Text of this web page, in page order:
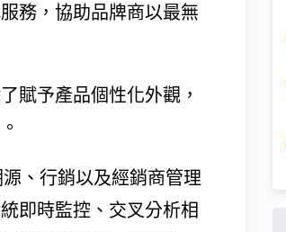
務，協助品牌商以最無
賦予產品個性化外觀，
、行銷以及經銷商管理
即時監控、交叉分析相